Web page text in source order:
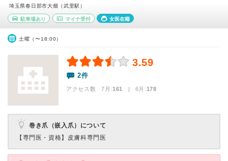
埼玉県春日部市大畑（武里駅）
駐車場あり マイナ受付 女医在籍
土曜（〜18:00）
3.59
2件
アクセス数 7月:161 | 6月:178
巻き爪（嵌入爪）について
【専門医・資格】 皮膚科専門医